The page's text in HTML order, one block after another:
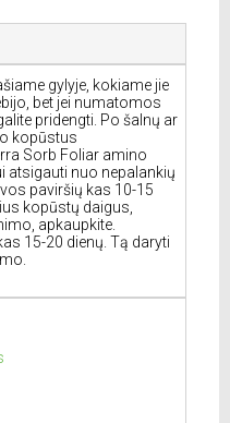
gylyje, kokiame jie
bet jei numatomos
pridengti. Po šalnų ar
kopūstus
Sorb Foliar amino
atsigauti nuo nepalankių
paviršių kas 10-15
kopūstų daigus,
apkaupkite.
15-20 dienų. Tą daryti